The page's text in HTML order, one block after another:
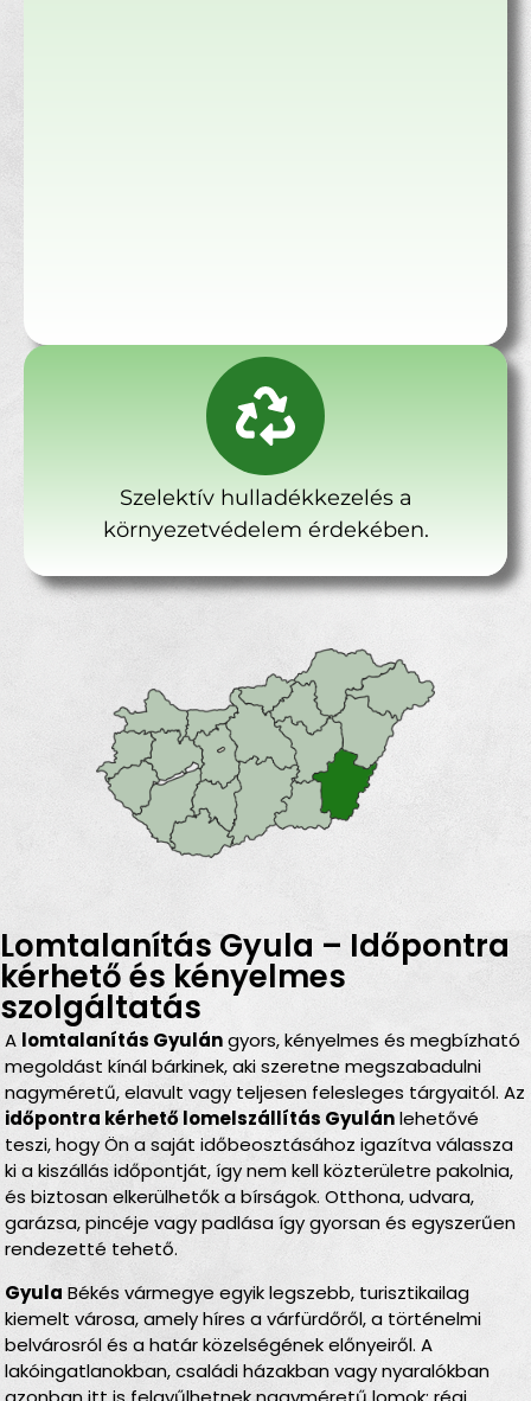
Szelektív hulladékkezelés a
környezetvédelem érdekében.
Lomtalanítás Gyula – Időpontra
kérhető és kényelmes
szolgáltatás
A lomtalanítás Gyulángyors, kényelmes és megbízható
megoldást kínál bárkinek, aki szeretne megszabadulni
nagyméretű, elavult vagy teljesen felesleges tárgyaitól. Az
időpontra kérhető lomelszállítás Gyulánlehetővé
teszi, hogy Ön a saját időbeosztásához igazítva válassza
ki a kiszállás időpontját, így nem kell közterületre pakolnia,
és biztosan elkerülhetők a bírságok. Otthona, udvara,
garázsa, pincéje vagy padlása így gyorsan és egyszerűen
rendezetté tehető.
Gyula Békés vármegye egyik legszebb, turisztikailag
kiemelt városa, amely híres a várfürdőről, a történelmi
belvárosról és a határ közelségének előnyeiről. A
lakóingatlanokban, családi házakban vagy nyaralókban